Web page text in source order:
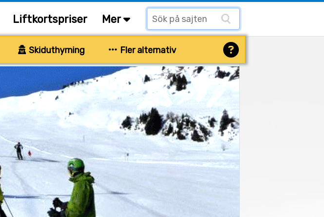
Liftkortspriser Mer
Skiduthyrning Fler alternativ